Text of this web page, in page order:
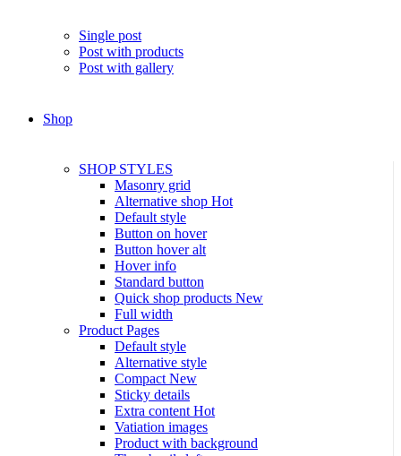
Single post
Post with products
Post with gallery
Shop
SHOP STYLES
Masonry grid
Alternative shop Hot
Default style
Button on hover
Button hover alt
Hover info
Standard button
Quick shop products New
Full width
Product Pages
Default style
Alternative style
Compact New
Sticky details
Extra content Hot
Vatiation images
Product with background